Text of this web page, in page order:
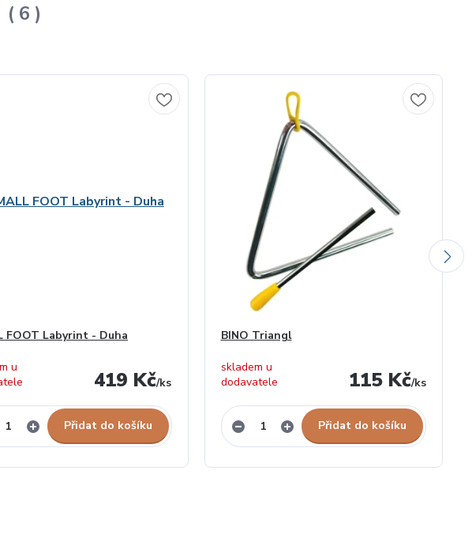
6
FOOT Labyrint - Duha
419 Kč/ks
u
Přidat do košíku
BINO Triangl
115 Kč/ks
skladem u
dodavatele
Přidat do košíku